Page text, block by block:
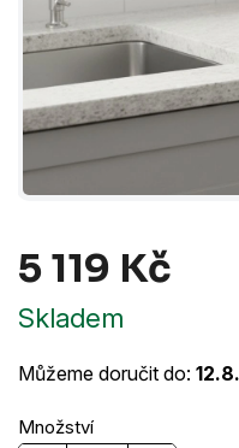
5 119 Kč
Skladem
Můžeme doručit do: